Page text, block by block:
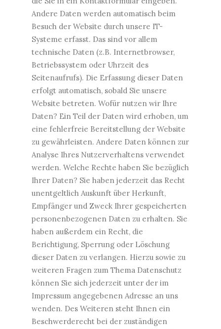
Andere Daten werden automatisch beim
Besuch der Website durch unsere IT-
Systeme erfasst. Das sind vor allem
technische Daten (z.B. Internetbrowser,
Betriebssystem oder Uhrzeit des
Seitenaufrufs). Die Erfassung dieser Daten
erfolgt automatisch, sobald Sie unsere
Website betreten. Wofür nutzen wir Ihre
Daten? Ein Teil der Daten wird erhoben, um
eine fehlerfreie Bereitstellung der Website
zu gewährleisten. Andere Daten können zur
Analyse Ihres Nutzerverhaltens verwendet
werden. Welche Rechte haben Sie bezüglich
Ihrer Daten? Sie haben jederzeit das Recht
unentgeltlich Auskunft über Herkunft,
Empfänger und Zweck Ihrer gespeicherten
personenbezogenen Daten zu erhalten. Sie
haben außerdem ein Recht, die
Berichtigung, Sperrung oder Löschung
dieser Daten zu verlangen. Hierzu sowie zu
weiteren Fragen zum Thema Datenschutz
können Sie sich jederzeit unter der im
Impressum angegebenen Adresse an uns
wenden. Des Weiteren steht Ihnen ein
Beschwerderecht bei der zuständigen